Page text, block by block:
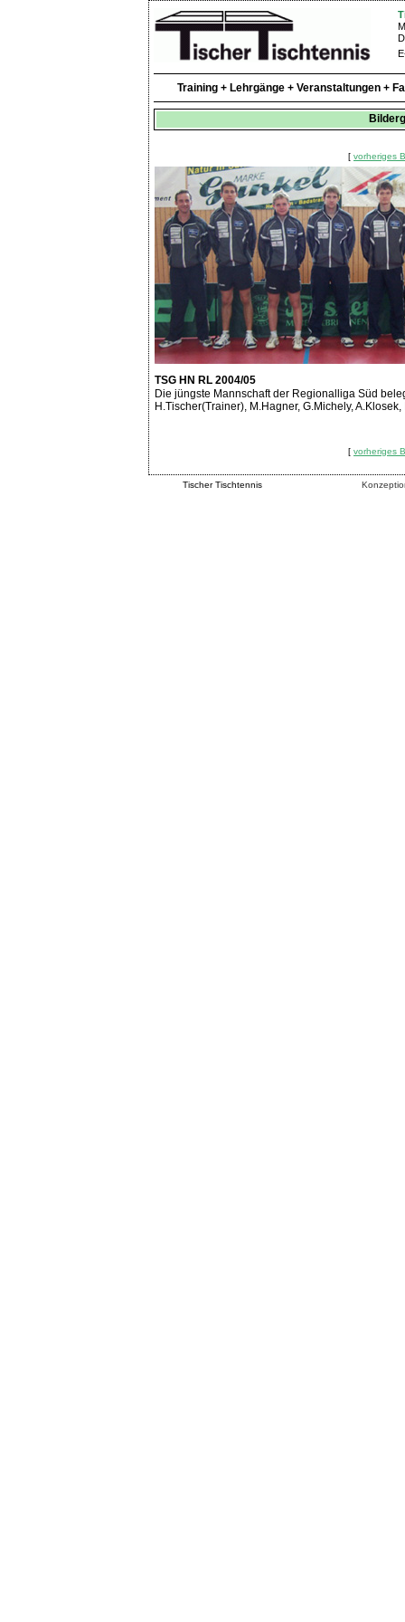
Training + Lehrgänge + Veranstaltungen +
[ vorheriges
TSG HN RL 2004/05
Die jüngste Mannschaft der Regionalliga Süd
H.Tischer(Trainer), M.Hagner, G.Michely,
[ vorheriges
Tischer Tischtennis